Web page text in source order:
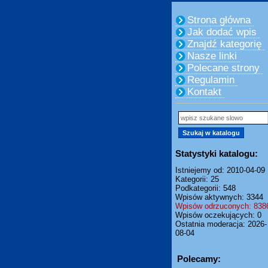
Strona główna
Jak dodać wpis
Znajdź kategorię
Nasze linki
Polecane strony
Regulamin
Kontakt
Statystyki katalogu:
Istniejemy od: 2010-04-09
Kategorii: 25
Podkategorii: 548
Wpisów aktywnych: 3344
Wpisów odrzuconych:
Wpisów oczekujących: 0
Ostatnia moderacja: 2026-
08-04
Polecamy: